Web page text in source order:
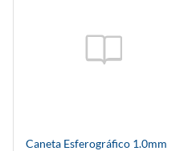
Caneta Esferográfico 1.0mm